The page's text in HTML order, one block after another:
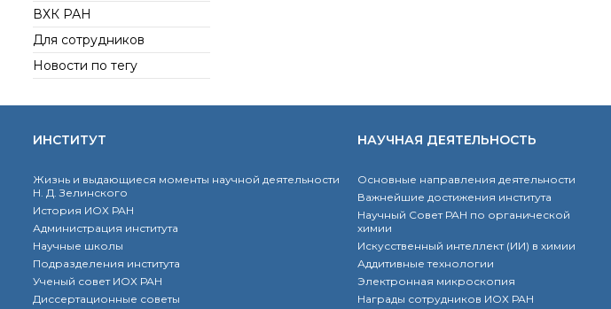
проект
ВХК РАН
Для сотрудников
Новости по тегу
ИНСТИТУТ
Жизнь и выдающиеся моменты научной деятельности
Н. Д. Зелинского
История ИОХ РАН
Администрация института
Научные школы
Подразделения института
Ученый совет ИОХ РАН
Диссертационные советы
НАУЧНАЯ ДЕЯТЕЛЬНОСТЬ
Основные направления деятельности
Важнейшие достижения института
Научный Совет РАН по органической
химии
Искусственный интеллект (ИИ) в химии
Аддитивные технологии
Электронная микроскопия
Награды сотрудников ИОХ РАН